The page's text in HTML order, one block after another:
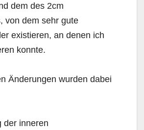
dem des 2cm
von dem sehr gute
existieren, an denen ich
konnte.
Änderungen wurden dabei
der inneren